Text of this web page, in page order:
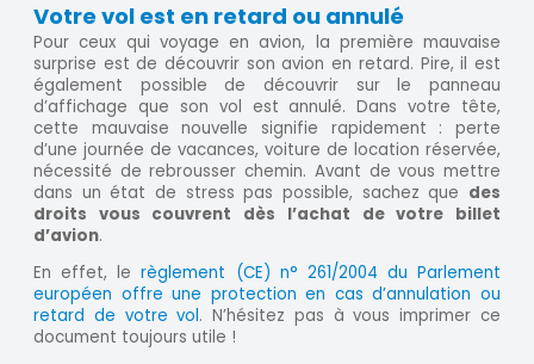
Votre vol est en retard ou annulé
Pour ceux qui voyage en avion, la première mauvaise
surprise est de découvrir son avion en retard. Pire, il est
également possible de découvrir sur le panneau
d’affichage que son vol est annulé. Dans votre tête,
cette mauvaise nouvelle signifie rapidement : perte
d’une journée de vacances, voiture de location réservée,
nécessité de rebrousser chemin. Avant de vous mettre
dans un état de stress pas possible, sachez que des
droits vous couvrent dès l’achat de votre billet
d’avion.
En effet, lerèglement (CE) n° 261/2004 du Parlement
européen offre une protection en cas d’annulation ou
retard de votre vol. N’hésitez pas à vous imprimer ce
document toujours utile !